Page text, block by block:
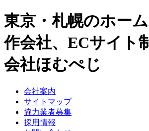
東京・札幌のホー
作会社、ECサイト
会社ほむぺじ
会社案内
サイトマップ
協力業者募集
採用情報